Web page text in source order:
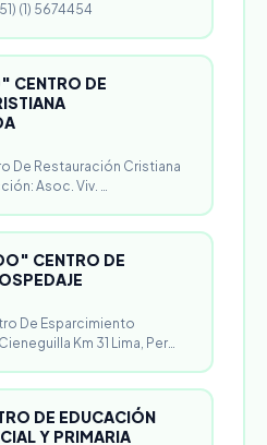
(1) 5674454
CENTRO DE
De Restauración Cristiana
Asoc. Viv. …
CENTRO DE
De Esparcimiento
Km 31 Lima, Per…
DE EDUCACIÓN
Y PRIMARIA